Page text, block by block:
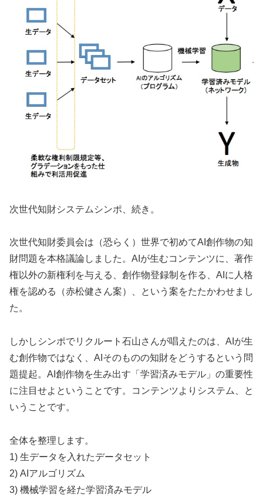
次世代知財システムシンポ、続き。
次世代知財委員会は（恐らく）世界で初めてAI創作物の知
財問題を本格議論しました。AIが生むコンテンツに、著作
権以外の新権利を与える、創作物登録制を作る、AIに人格
権を認める（赤松健さん案）、という案をたたかわせまし
た。
しかしシンポでリクルート石山さんが唱えたのは、AIが生
む創作物ではなく、AIそのものの知財をどうするという問
題提起。AI創作物を生み出す「学習済みモデル」の重要性
に注目せよということです。コンテンツよりシステム、と
いうことです。
全体を整理します。
1) 生データを入れたデータセット
2) AIアルゴリズム
3) 機械学習を経た学習済みモデル